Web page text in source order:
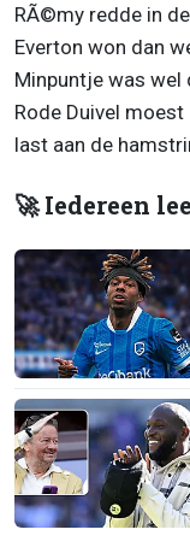
RÃ©my redde in
Everton won dan
Minpuntje was wel
Rode Duivel
last aan de
🚀 Iedereen